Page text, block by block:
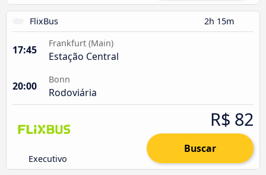
FlixBus 2h 15m
17:45
Frankfurt (Main)
Estação Central
20:00
Bonn
Rodoviária
Executivo
R$ 82
Buscar